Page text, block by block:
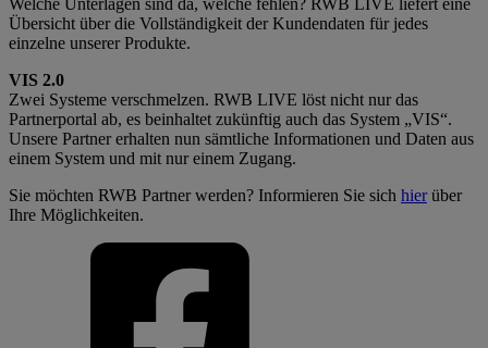
Welche Unterlagen sind da, welche fehlen? RWB LIVE liefert eine
Übersicht über die Vollständigkeit der Kundendaten für jedes
einzelne unserer Produkte.
VIS 2.0
Zwei Systeme verschmelzen. RWB LIVE löst nicht nur das
Partnerportal ab, es beinhaltet zukünftig auch das System „VIS“.
Unsere Partner erhalten nun sämtliche Informationen und Daten aus
einem System und mit nur einem Zugang.
Sie möchten RWB Partner werden? Informieren Sie sich hierüber
Ihre Möglichkeiten.